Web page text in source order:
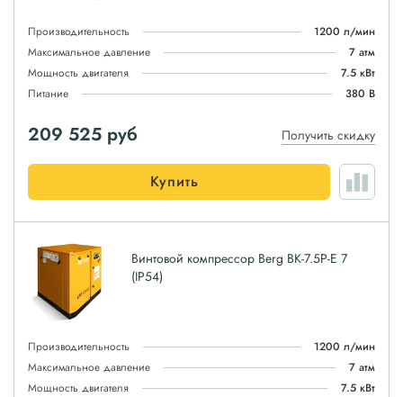
Производительность
1200 л/мин
Максимальное давление
7 атм
Мощность двигателя
7.5 кВт
Питание
380 В
209 525 руб Получить скидку
Купить
Винтовой компрессор Berg ВК-7.5Р-E 7
(IP54)
Производительность
1200 л/мин
Максимальное давление
7 атм
Мощность двигателя
7.5 кВт